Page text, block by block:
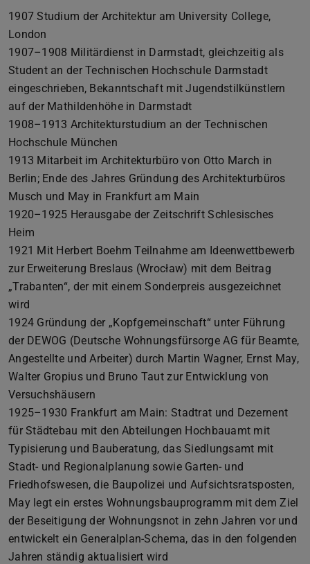
1907 Studium der Architektur am University College,
London
1907–1908 Militärdienst in Darmstadt, gleichzeitig als
Student an der Technischen Hochschule Darmstadt
eingeschrieben, Bekanntschaft mit Jugendstilkünstlern
auf der Mathildenhöhe in Darmstadt
1908–1913 Architekturstudium an der Technischen
Hochschule München
1913 Mitarbeit im Architekturbüro von Otto March in
Berlin; Ende des Jahres Gründung des Architekturbüros
Musch und May in Frankfurt am Main
1920–1925 Herausgabe der Zeitschrift Schlesisches
Heim
1921 Mit Herbert Boehm Teilnahme am Ideenwettbewerb
zur Erweiterung Breslaus (Wrocław) mit dem Beitrag
„Trabanten“, der mit einem Sonderpreis ausgezeichnet
wird
1924 Gründung der „Kopfgemeinschaft“ unter Führung
der DEWOG (Deutsche Wohnungsfürsorge AG für Beamte,
Angestellte und Arbeiter) durch Martin Wagner, Ernst May,
Walter Gropius und Bruno Taut zur Entwicklung von
Versuchshäusern
1925–1930 Frankfurt am Main: Stadtrat und Dezernent
für Städtebau mit den Abteilungen Hochbauamt mit
Typisierung und Bauberatung, das Siedlungsamt mit
Stadt- und Regionalplanung sowie Garten- und
Friedhofswesen, die Baupolizei und Aufsichtsratsposten,
May legt ein erstes Wohnungsbauprogramm mit dem Ziel
der Beseitigung der Wohnungsnot in zehn Jahren vor und
entwickelt ein Generalplan-Schema, das in den folgenden
Jahren ständig aktualisiert wird